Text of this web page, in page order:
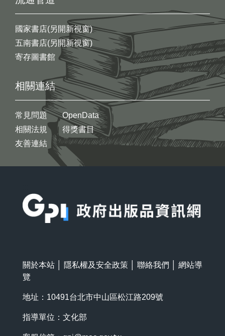
國家書店(另開新視窗)
五南書店(另開新視窗)
寄存圖書館
相關連結
常見問題
相關法規
友善連結
OpenData
得獎書目
關於本站 隱私權及安全政策 聯絡我們
網站導
覽
地址：10491台北市中山區松江路209號
指導單位：文化部